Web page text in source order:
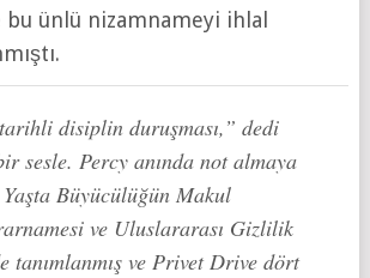
ünlü nizamnameyi ihlal
disiplin duruşması,” dedi
sesle. Percy anında not almaya
Büyücülüğün Makul
ve Uluslararası Gizlilik
tanımlanmış ve Privet Drive dört